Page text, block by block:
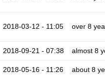
2018-03-12 - 11:05 over 8
2018-09-21 - 07:38 almost 8
2018-05-16 - 11:26 about 8